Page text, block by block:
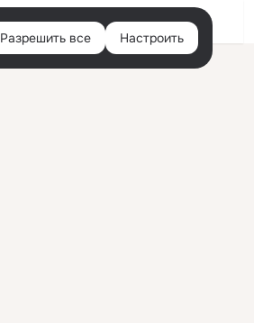
Войти
Разрешить все Настроить